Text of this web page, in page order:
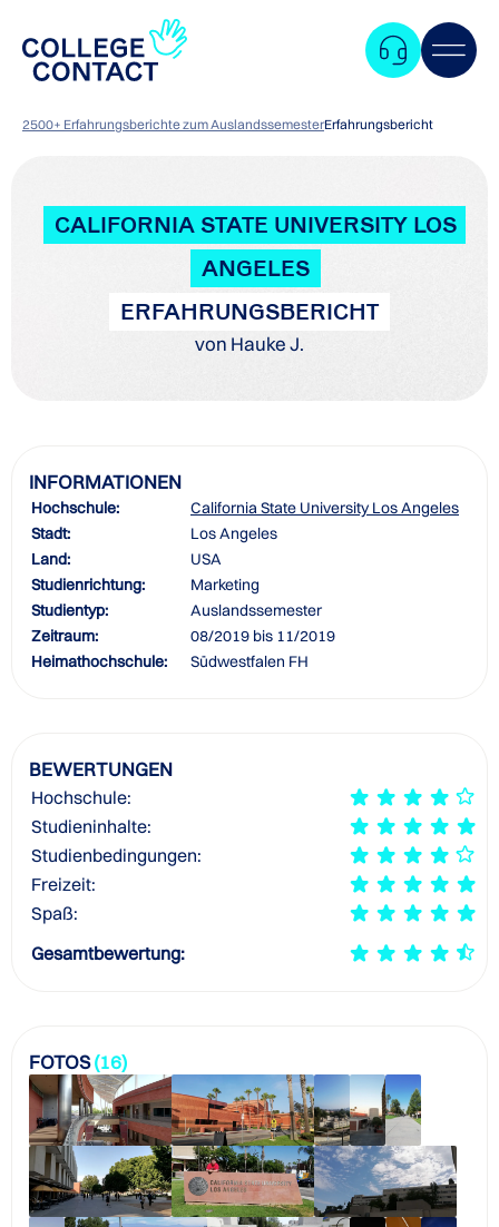
2500+ Erfahrungsberichte zum AuslandssemesterErfahrungsbericht
CALIFORNIA STATE UNIVERSITY LOS
ANGELES
ERFAHRUNGSBERICHT
von Hauke J.
INFORMATIONEN
Hochschule:
California State University Los Angeles
Stadt:
Los Angeles
Land:
USA
Studienrichtung:
Marketing
Studientyp:
Auslandssemester
Zeitraum:
08/2019 bis 11/2019
Heimathochschule:
Südwestfalen FH
BEWERTUNGEN
Hochschule:
Studieninhalte:
Studienbedingungen:
Freizeit:
Spaß:
Gesamtbewertung:
FOTOS(16)